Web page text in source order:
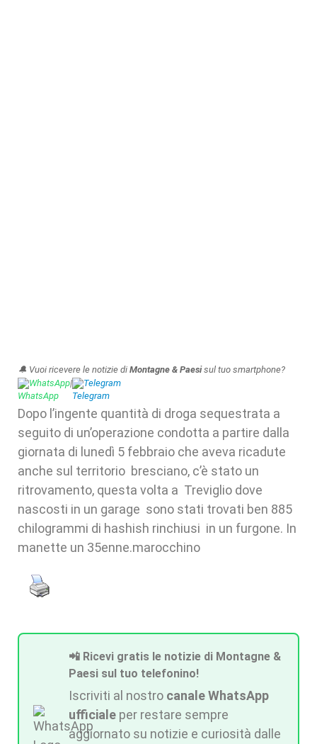
🔔 Vuoi ricevere le notizie di Montagne & Paesisul tuo smartphone?
WhatsApp| Telegram
Dopo l’ingente quantità di droga sequestrata a
seguito di un’operazione condotta a partire dalla
giornata di lunedì 5 febbraio che aveva ricadute
anche sul territorio bresciano, c’è stato un
ritrovamento, questa volta a Treviglio dove
nascosti in un garage sono stati trovati ben 885
chilogrammi di hashish rinchiusi in un furgone. In
manette un 35enne.marocchino
📲 Ricevi gratis le notizie di Montagne &
Paesi sul tuo telefonino!
Iscriviti al nostro canale WhatsApp
ufficiale per restare sempre
aggiornato su notizie e curiosità dalle